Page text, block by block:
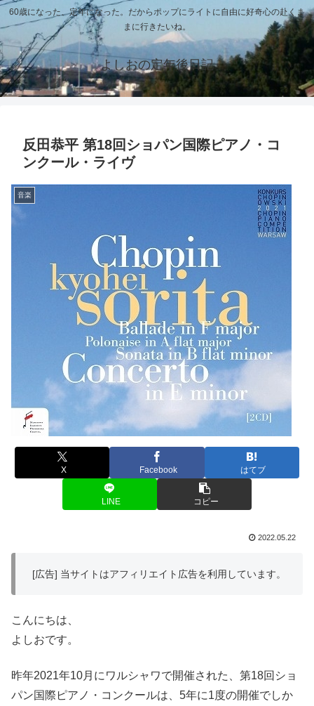
60歳になった、定年になった。だからポップにライトに自由に好奇心の赴くま
まに行きたいね。
よしおの定年後日記
反田恭平 第18回ショパン国際ピアノ・コ
ンクール・ライヴ
音楽
X Facebook はてブ
LINE コピー
2022.05.22
[広告] 当サイトはアフィリエイト広告を利用しています。
こんにちは、
よしおです。
昨年2021年10月にワルシャワで開催された、第18回ショ
パン国際ピアノ・コンクールは、5年に1度の開催でしか